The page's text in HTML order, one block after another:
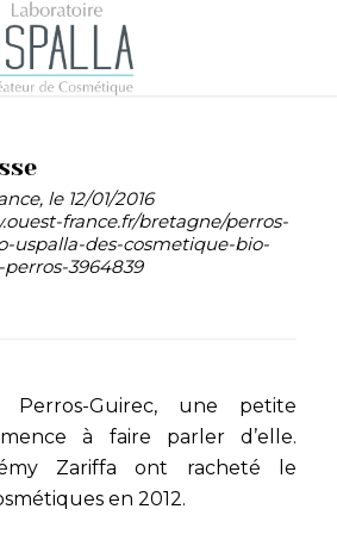
le 12/01/2016
france.fr/bretagne/perros-
uspalla-des-cosmetique-bio-
3964839
Guirec, une petite
à faire parler d’elle.
Zariffa ont racheté le
en 2012.